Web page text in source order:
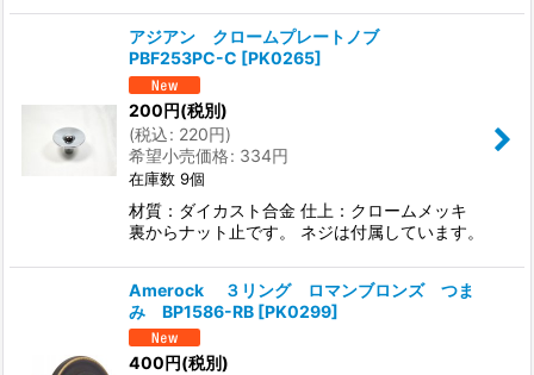
アジアン クロームプレートノブ
PBF253PC-C [PK0265]
200円(税別)
(税込: 220円)
希望小売価格: 334円
在庫数 9個
材質：ダイカスト合金 仕上：クロームメッキ
裏からナット止です。 ネジは付属しています。
Amerock ３リング ロマンブロンズ つま
み BP1586-RB [PK0299]
400円(税別)